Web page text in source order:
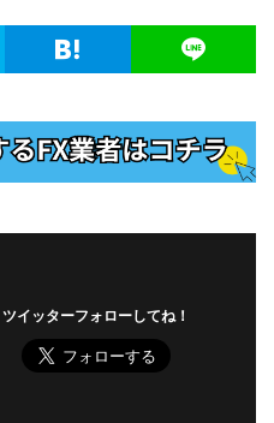
ツイッターフォローしてね！